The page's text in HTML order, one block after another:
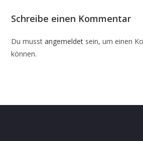
Schreibe einen Kommentar
Du musstangemeldet sein, um einen
können.